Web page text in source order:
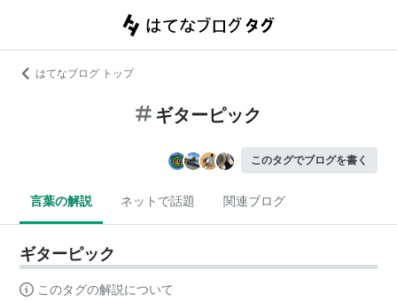
はてなブログ トップ
ギターピック
このタグでブログを書く
言葉の解説 ネットで話題 関連ブログ
ギターピック
このタグの解説について